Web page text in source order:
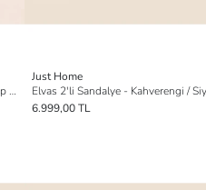
Polo 2 Kapak ve 8 Raflı Çok Amaçlı Dolap - Safir Meşe / Beyaz - 182x36x60 cm
Just Home
6.999,00 TL